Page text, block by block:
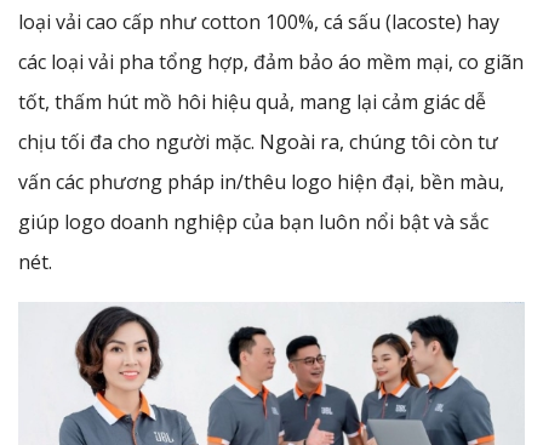
loại vải cao cấp như cotton 100%, cá sấu (lacoste) hay
các loại vải pha tổng hợp, đảm bảo áo mềm mại, co giãn
tốt, thấm hút mồ hôi hiệu quả, mang lại cảm giác dễ
chịu tối đa cho người mặc. Ngoài ra, chúng tôi còn tư
vấn các phương pháp in/thêu logo hiện đại, bền màu,
giúp logo doanh nghiệp của bạn luôn nổi bật và sắc
nét.